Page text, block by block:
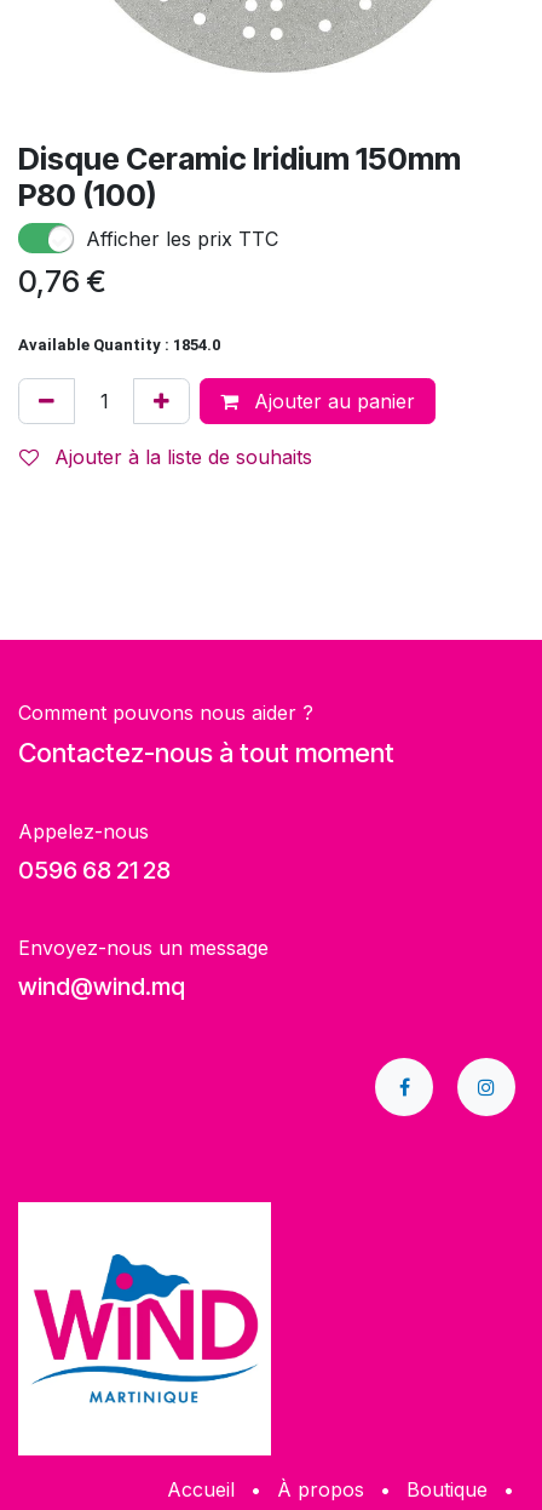
Disque Ceramic Iridium 150mm
P80 (100)
Afficher les prix TTC
0,76 €
Available Quantity : 1854.0
Ajouter au panier
Ajouter à la liste de souhaits
Comment pouvons nous aider ?
Contactez-nous à tout moment
Appelez-nous
0596 68 21 28
Envoyez-nous un message
wind@wind.mq
Accueil • À propos • ​Boutique
•